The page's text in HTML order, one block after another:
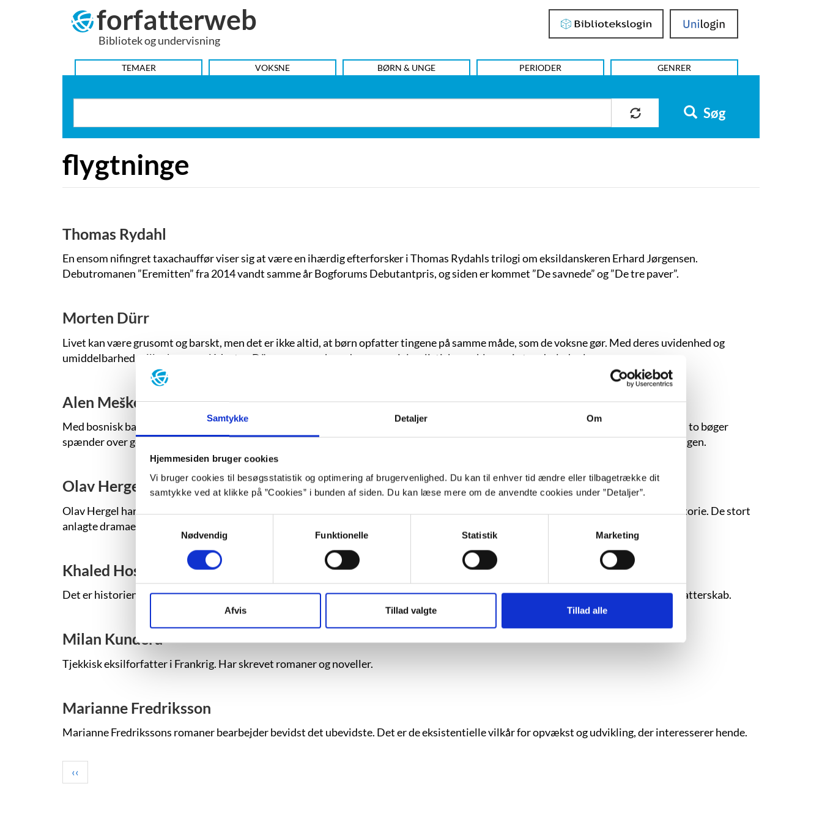
Samtykke Detaljer Om
Hjemmesiden bruger cookies
Vi bruger cookies til besøgsstatistik og optimering af brugervenlighed. Du kan til enhver tid ændre eller tilbagetrække dit
samtykke ved at klikke på ”Cookies” i bunden af siden. Du kan læse mere om de anvendte cookies under ”Detaljer”.
Nødvendig
Funktionelle Statistik Marketing
Afvis Tillad valgte Tillad alle
forfatterweb
Bibliotek og undervisning
Bibliotekslogin UniLogin
HOVEDMENU
TEMAER VOKSNE BØRN & UNGE PERIODER GENRER
Søg
flygtninge
Thomas Rydahl
En ensom nifingret taxachauffør viser sig at være en ihærdig efterforsker i Thomas Rydahls trilogi om eksildanskeren Erhard Jørgensen.
Debutromanen ”Eremitten” fra 2014 vandt samme år Bogforums Debutantpris, og siden er kommet ”De savnede” og ”De tre paver”.
Morten Dürr
Livet kan være grusomt og barskt, men det er ikke altid, at børn opfatter tingene på samme måde, som de voksne gør. Med deres uvidenhed og
umiddelbarhed stiller børnene i Morten Dürrs romaner hverdagens socialrealistiske problemer i et anderledes lys.
Alen Mešković
Med bosnisk baggrund og førstehåndserfaring af konflikten på Balkan ligner Alen Mešković ikke mange andre danske forfattere. Hans to bøger
spænder over genrerne digtsamling og roman, og selv om formerne er ganske forskellige, er grundstoffet det samme: oplevelsen af krigen.
Olav Hergel
Olav Hergel har med sine to højspændte nøgleromaner, ”Flygtningen” og ”Indvandreren”, leveret sit eget kapitel i nyere danmarkshistorie. De stort
anlagte dramaer er skrevet ind i en genkendelig virkelighed, som den har set ud i Danmark gennem de seneste ti år.
Khaled Hosseini
Det er historiens tyngde, geværsalvernes musikalitet og menneskets og sprogets sensibilitet, der kendetegner Khaled Hosseinis forfatterskab.
Milan Kundera
Tjekkisk eksilforfatter i Frankrig. Har skrevet romaner og noveller.
Marianne Fredriksson
Marianne Fredrikssons romaner bearbejder bevidst det ubevidste. Det er de eksistentielle vilkår for opvækst og udvikling, der interesserer hende.
Pagination
Previous
page
‹‹